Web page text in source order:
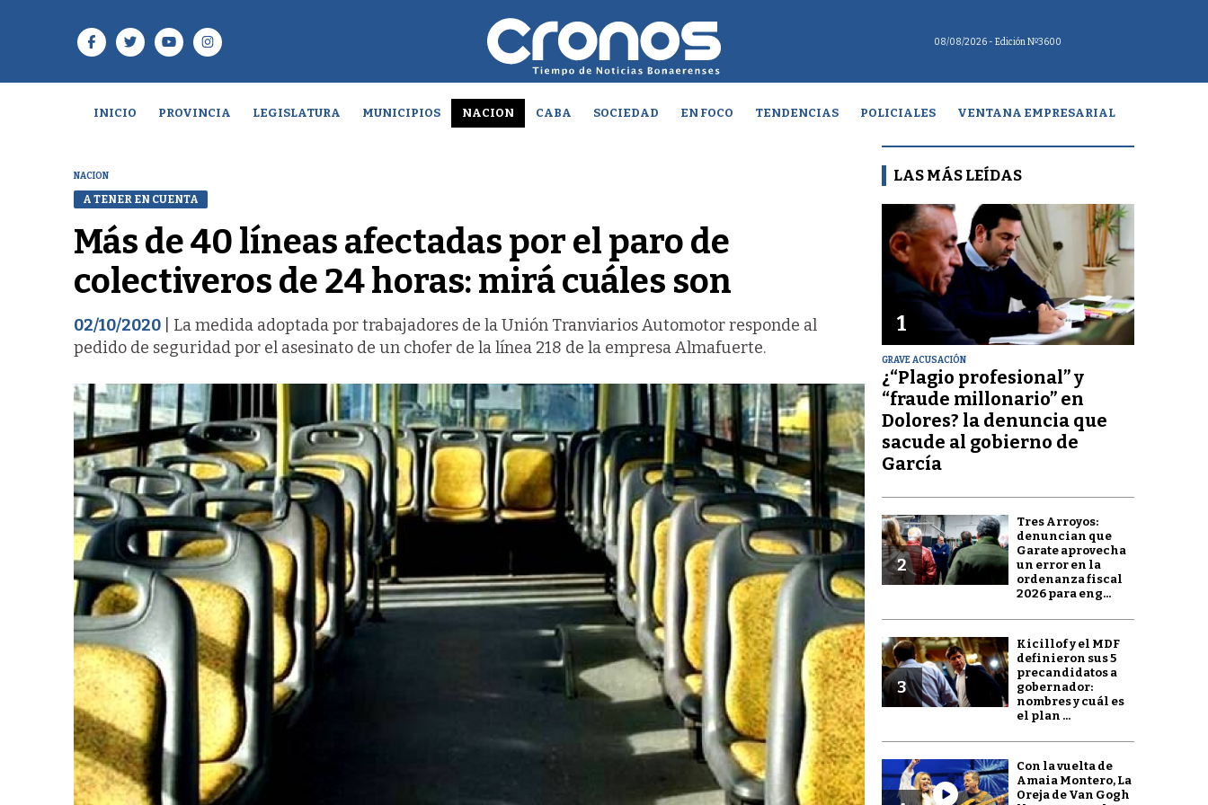
08/08/2026 - Edición Nº3600
INICIO PROVINCIA LEGISLATURA MUNICIPIOS NACION CABA SOCIEDAD EN FOCO TENDENCIAS POLICIALES VENTANA EMPRESARIAL
NACION
A TENER EN CUENTA
Más de 40 líneas afectadas por el paro de
colectiveros de 24 horas: mirá cuáles son
02/10/2020 | La medida adoptada por trabajadores de la Unión Tranviarios Automotor responde al
pedido de seguridad por el asesinato de un chofer de la línea 218 de la empresa Almafuerte.
LAS MÁS LEÍDAS
1
GRAVE ACUSACIÓN
¿“Plagio profesional” y
“fraude millonario” en
Dolores? la denuncia que
sacude al gobierno de
García
2
Tres Arroyos:
denuncian que
Garate aprovecha
un error en la
ordenanza fiscal
2026 para eng...
3
Kicillof y el MDF
definieron sus 5
precandidatos a
gobernador:
nombres y cuál es
el plan ...
Con la vuelta de
Amaia Montero, La
Oreja de Van Gogh